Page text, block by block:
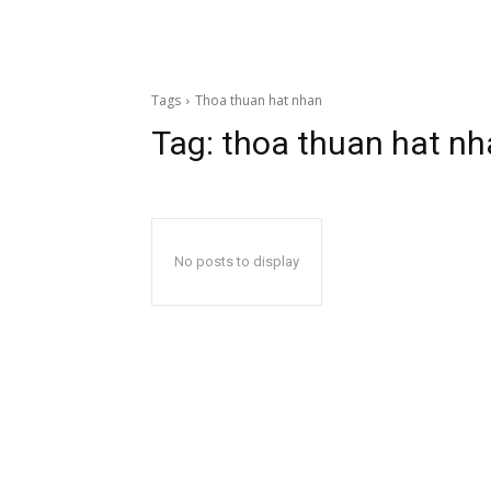
Tags Thoa thuan hat nhan
Tag: thoa thuan hat
No posts to display